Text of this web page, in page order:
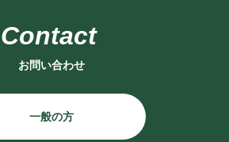
お問い合わせ
一般の方